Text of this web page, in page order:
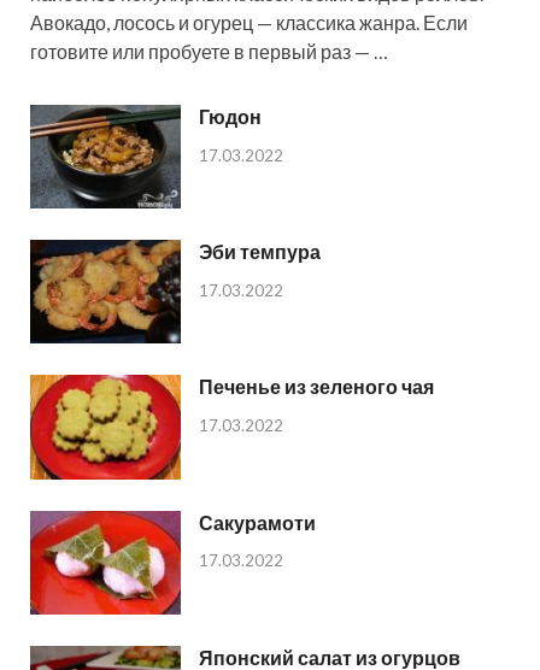
Авокадо, лосось и огурец — классика жанра. Если
готовите или пробуете в первый раз — …
Гюдон
17.03.2022
Эби темпура
17.03.2022
Печенье из зеленого чая
17.03.2022
Сакурамоти
17.03.2022
Японский салат из огурцов